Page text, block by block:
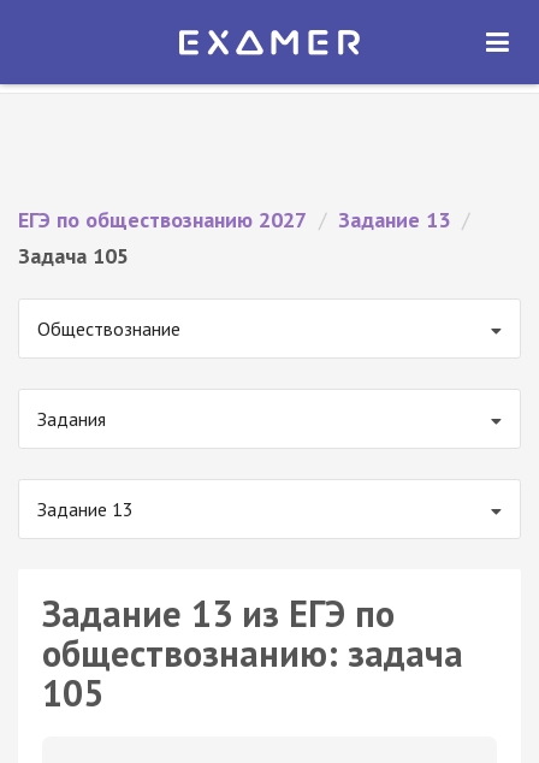
Экзамер — ЕГЭ 2027
ОТКРЫТЬ
ЕГЭ по обществознанию 2027 / Задание 13 /
Задача 105
Обществознание
Задания
Задание 13
Задание 13 из ЕГЭ по
обществознанию: задача
105